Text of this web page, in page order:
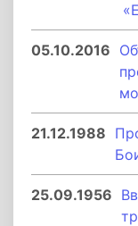
05.10.2016
21.12.1988
25.09.1956